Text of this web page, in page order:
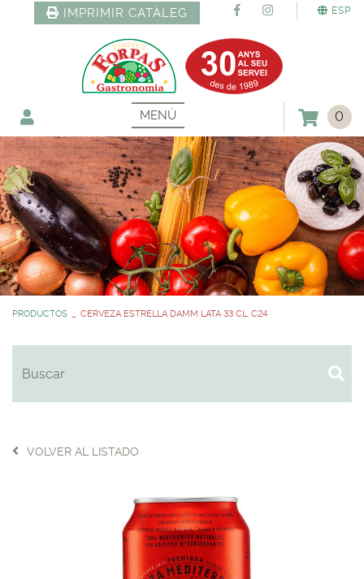
ESP
IMPRIMIR CATÀLEG
MENÚ 0
PRODUCTOS CERVEZA ESTRELLA DAMM LATA 33 CL. C24
VOLVER AL LISTADO